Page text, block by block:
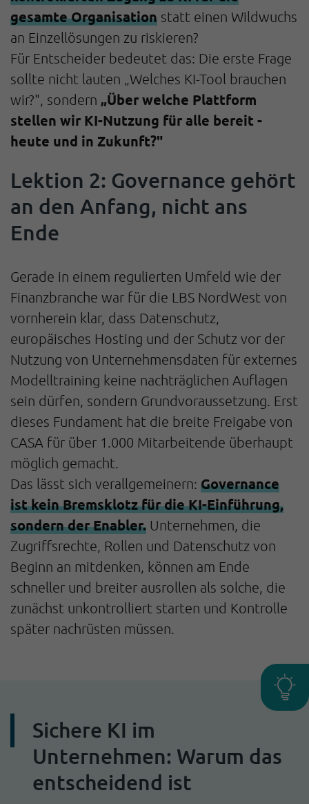
gesamte Organisation statt einen Wildwuchs
an Einzellösungen zu riskieren?
Für Entscheider bedeutet das: Die erste Frage
sollte nicht lauten „Welches KI-Tool brauchen
wir?", sondern „Über welche Plattform
stellen wir KI-Nutzung für alle bereit -
heute und in Zukunft?"
Lektion 2: Governance gehört
an den Anfang, nicht ans
Ende
Gerade in einem regulierten Umfeld wie der
Finanzbranche war für die LBS NordWest von
vornherein klar, dass Datenschutz,
europäisches Hosting und der Schutz vor der
Nutzung von Unternehmensdaten für externes
Modelltraining keine nachträglichen Auflagen
sein dürfen, sondern Grundvoraussetzung. Erst
dieses Fundament hat die breite Freigabe von
CASA für über 1.000 Mitarbeitende überhaupt
möglich gemacht.
Das lässt sich verallgemeinern: Governance
ist kein Bremsklotz für die KI-Einführung,
sondern der Enabler. Unternehmen, die
Zugriffsrechte, Rollen und Datenschutz von
Beginn an mitdenken, können am Ende
schneller und breiter ausrollen als solche, die
zunächst unkontrolliert starten und Kontrolle
später nachrüsten müssen.
Sichere KI im
Unternehmen: Warum das
entscheidend ist